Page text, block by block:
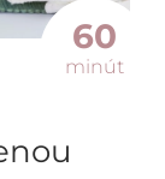
60
minút